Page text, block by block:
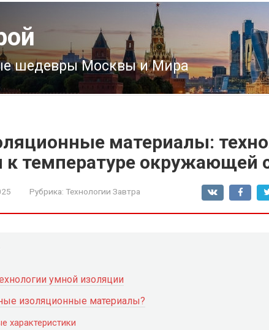
шедевры Москвы и Мира
материалы:
к температуре окружающей
Рубрика: Технологии Завтра
умной изоляции
изоляционные материалы?
характеристики